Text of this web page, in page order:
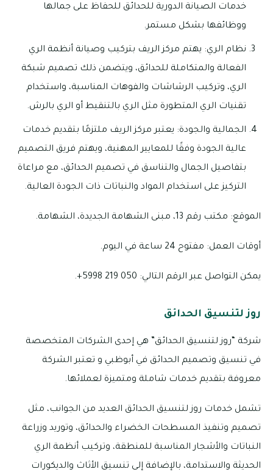
خدمات الصيانة الدورية للحدائق للحفاظ على جمالها
ووظائفها بشكل مستمر.
نظام الري: يهتم مركز الريف بتركيب وصيانة أنظمة الري
الفعالة والمتكاملة للحدائق، ويتضمن ذلك تصميم شبكة
الري، وتركيب الرشاشات والفوهات المناسبة، واستخدام
تقنيات الري المتطورة مثل الري بالتنقيط أو الري بالرش.
الجمالية والجودة: يعتبر مركز الريف ملتزمًا بتقديم خدمات
عالية الجودة وفقًا للمعايير المهنية، ويهتم فريق التصميم
بتفاصيل الجمال والتناسق في تصميم الحدائق، مع مراعاة
التركيز على استخدام المواد والنباتات ذات الجودة العالية.
الموقع: مكتب رقم 13، مبنى الشهامة الجديدة، الشهامة.
أوقات العمل: مفتوح 24 ساعة في اليوم.
يمكن التواصل عبر الرقم التالي: 050 219 5998+.
روز لتنسيق الحدائق
شركة “روز لتنسيق الحدائق” هي إحدى الشركات المتخصصة
في تنسيق وتصميم الحدائق في أبوظبي و تعتبر الشركة
معروفة بتقديم خدمات شاملة ومتميزة لعملائها.
تشمل خدمات روز لتنسيق الحدائق العديد من الجوانب، مثل
تصميم وتنفيذ المسطحات الخضراء والحدائق، وتوريد وزراعة
النباتات والأشجار المناسبة للمنطقة، وتركيب أنظمة الري
الحديثة والاستدامة، بالإضافة إلى تنسيق الأثاث والديكورات